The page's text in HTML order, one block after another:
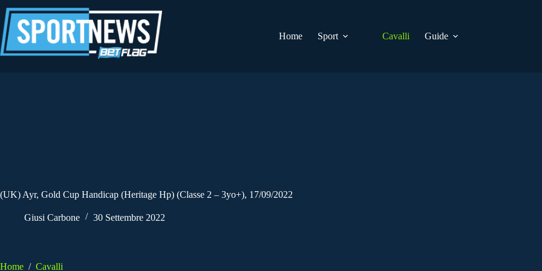
al
contenuto
Home
Sport Cavalli Guide
(UK) Ayr, Gold Cup Handicap (Heritage Hp) (Classe 2 – 3yo+), 17/09/2022
Giusi Carbone 30 Settembre 2022
Home / Cavalli